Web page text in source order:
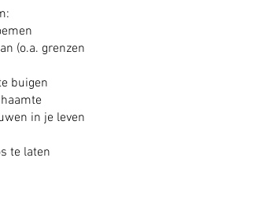
(o.a. grenzen
buigen
in je leven
te laten